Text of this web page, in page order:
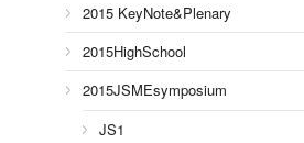
2015 KeyNote&Plenary
2015HighSchool
2015JSMEsymposium
JS1